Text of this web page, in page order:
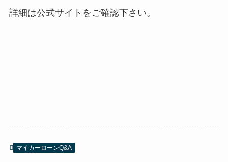
詳細は公式サイトをご確認下さい。
マイカーローンQ&A